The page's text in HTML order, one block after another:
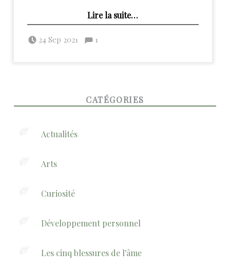
Lire la suite“Le cœur des mots et le pouvoir de l’invisible”
…
24 Sep 2021 admin Commentaires : %s
1
CATÉGORIES
Actualités
Arts
Curiosité
Développement personnel
Les cinq blessures de l'âme